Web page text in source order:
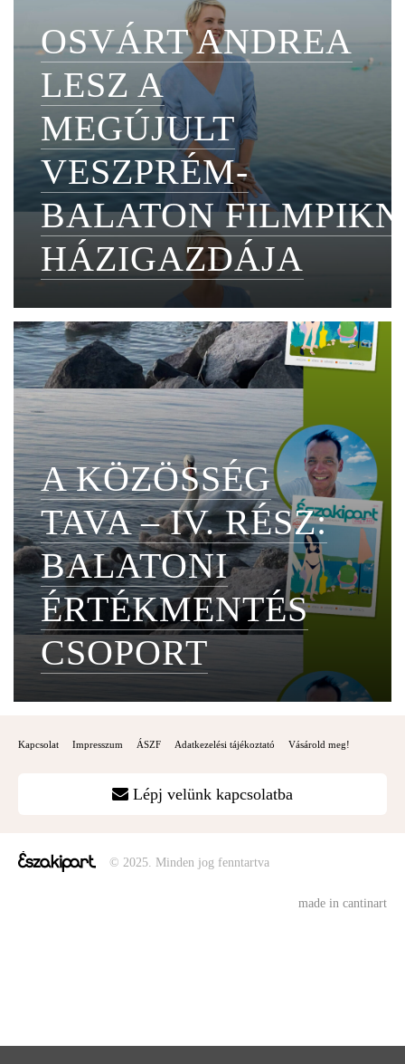
OSVÁRT ANDREA
LESZ A
MEGÚJULT
VESZPRÉM-
BALATON
HÁZIGAZDÁJA
A KÖZÖSSÉG
TAVA – IV. RÉSZ:
BALATONI
ÉRTÉKMENTÉS
CSOPORT
Kapcsolat Impresszum ÁSZF Adatkezelési tájékoztató Vásárold meg!
Lépj velünk kapcsolatba
© 2025. Minden jog fenntartva
made in cantinart